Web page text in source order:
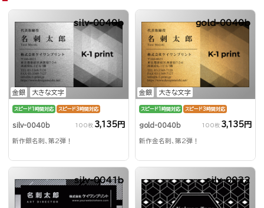
金銀 大きな文字
silv-0040b
スピード1時間対応 スピード3時間対応
silv-0040b 100枚 3,135円
新作銀名刺、第2弾！
金銀 大きな文字
gold-0040b
スピード1時間対応 スピード3時間対応
gold-0040b 100枚 3,135円
新作金名刺、第2弾！
silv-0041b silv-0032